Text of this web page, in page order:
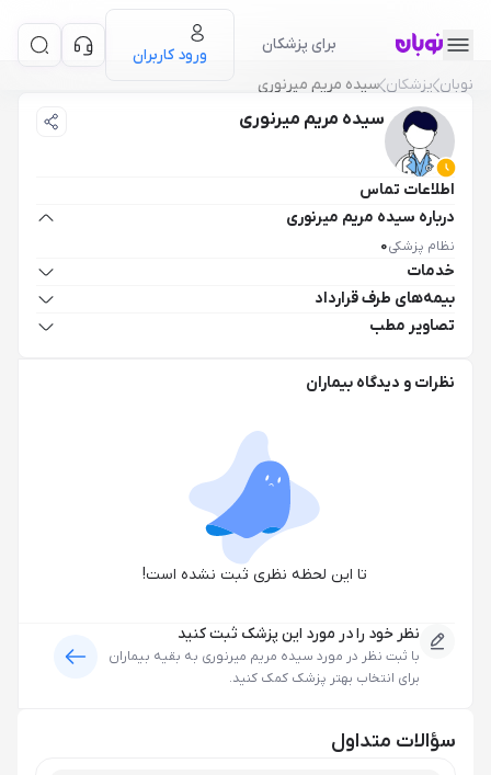
برای پزشکان
ورود کاربران
نوبان پزشکان سیده مریم میرنوری
سیده مریم میرنوری
اطلاعات تماس
درباره سیده مریم میرنوری
نظام پزشکی0
خدمات
بیمه‌های طرف قرارداد
تصاویر مطب
نظرات و دیدگاه بیماران
تا این لحظه نظری ثبت نشده است!
نظر خود را در مورد این پزشک ثبت کنید
با ثبت نظر در مورد سیده مریم میرنوری به بقیه بیماران
برای انتخاب بهتر پزشک کمک کنید.
سؤالات متداول